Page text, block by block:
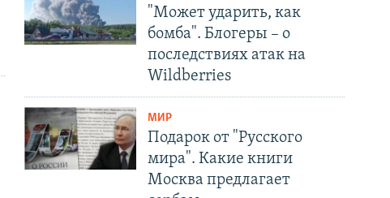
"Может ударить, как
бомба". Блогеры – о
последствиях атак на
Wildberries
МИР
Подарок от "Русского
мира". Какие книги
Москва предлагает